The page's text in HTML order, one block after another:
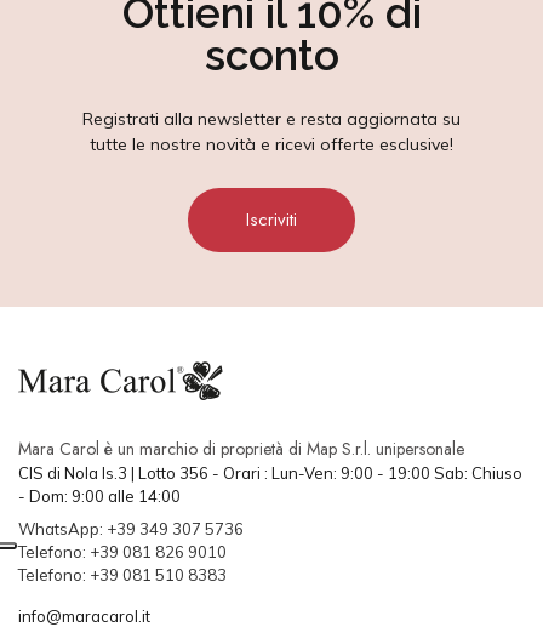
Ottieni il 10% di
sconto
Registrati alla newsletter e resta aggiornata su
tutte le nostre novità e ricevi offerte esclusive!
Iscriviti
Mara Carol è un marchio di proprietà di Map S.r.l. unipersonale
CIS di Nola Is.3 | Lotto 356 - Orari : Lun-Ven: 9:00 - 19:00 Sab: Chiuso
- Dom: 9:00 alle 14:00
WhatsApp: +39 349 307 5736
Telefono: +39 081 826 9010
Telefono: +39 081 510 8383
info@maracarol.it